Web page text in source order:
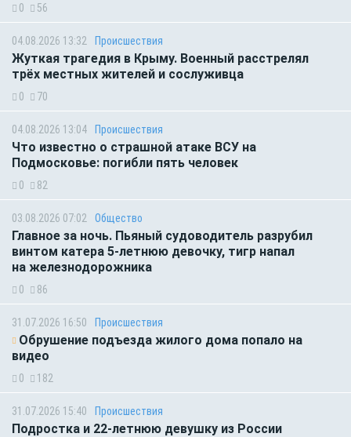
0 56
04.08.2026 13:32 Происшествия
Жуткая трагедия в Крыму. Военный расстрелял
трёх местных жителей и сослуживца
0 70
04.08.2026 13:04 Происшествия
Что известно о страшной атаке ВСУ на
Подмосковье: погибли пять человек
0 82
03.08.2026 07:02 Общество
Главное за ночь. Пьяный судоводитель разрубил
винтом катера 5-летнюю девочку, тигр напал
на железнодорожника
0 86
31.07.2026 16:50 Происшествия
Обрушение подъезда жилого дома попало на
видео
0 182
31.07.2026 15:40 Происшествия
Подростка и 22-летнюю девушку из России